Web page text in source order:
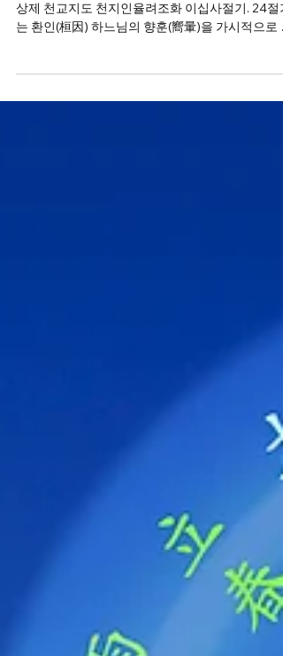
을교화” 절기제천
선교 창교주 취정원사님 가을교화 신성교화문. 환인
는 환인(桓因) 하느님의 향훈(嚮暈)을 가시적으로